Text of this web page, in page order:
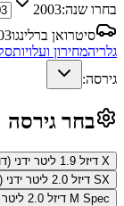
בחרו שנה:2003
סיטרואן ברלינגו
גלריהמחירון ועלויות
גירסה:
בחר גירסה
X דיזל 1.9 ליטר ידני (דור 1 מתיחת פנים)
SX דיזל 2.0 ליטר ידני (דור 1 מתיחת פנים)
M Spec דיזל 2.0 ליטר ידני (דור 1 מתיחת פנים)